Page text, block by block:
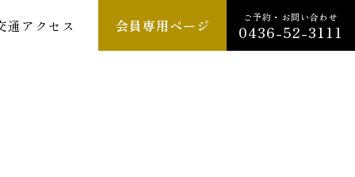
通アクセス 会員専用ページ ご予約・お問い合わせ
0436-52-3111